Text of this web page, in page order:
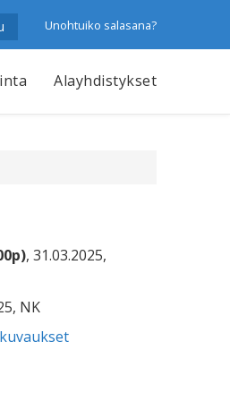
Unohtuiko salasana?
Alayhdistykset
, 31.03.2025,
NK